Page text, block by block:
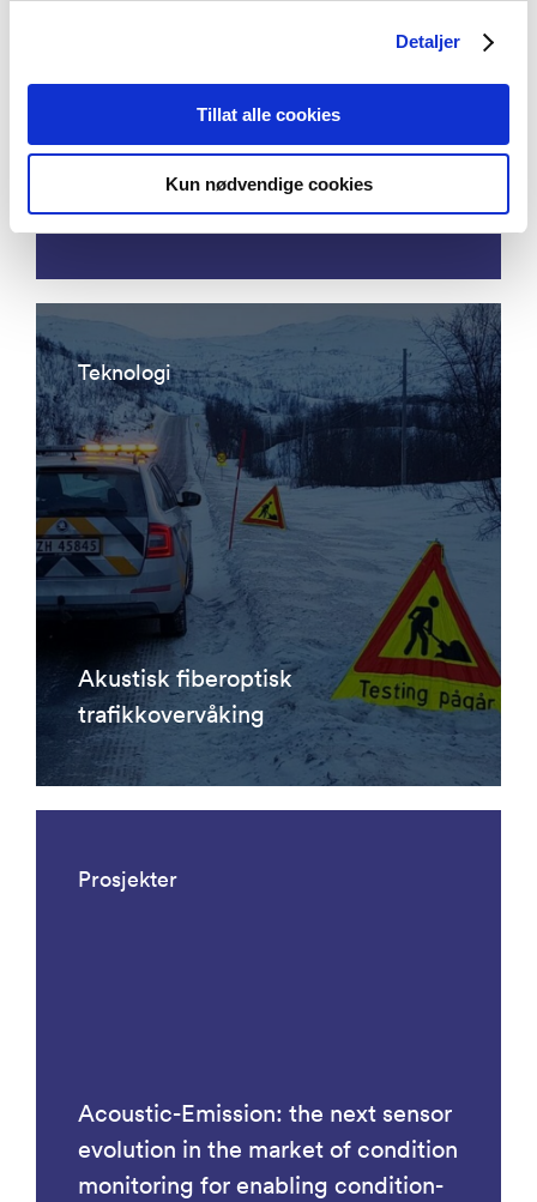
Detaljer
Tillat alle cookies
Kun nødvendige cookies
instrumentation for permanent
condition monitoring of pipeline
Teknologi
Akustisk fiberoptisk
trafikkovervåking
Prosjekter
Acoustic-Emission: the next sensor
evolution in the market of condition
monitoring for enabling condition-